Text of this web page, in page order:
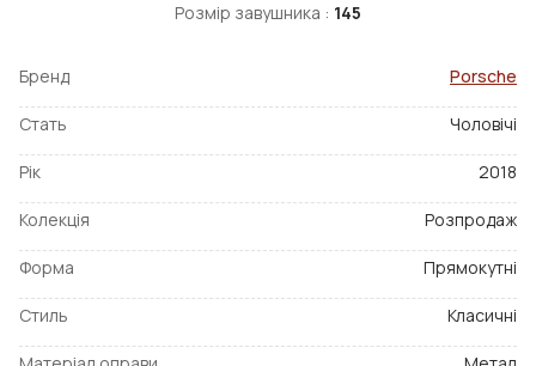
Розмір завушника : 145
Бренд Porsche
Стать Чоловічі
Рік 2018
Колекція Розпродаж
Форма Прямокутні
Стиль Класичні